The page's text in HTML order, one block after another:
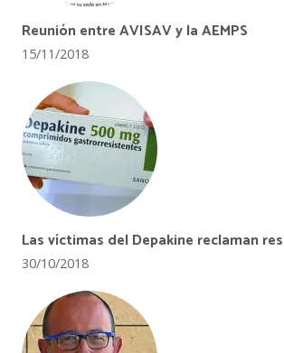
Reunión entre AVISAV y la AEMPS
15/11/2018
Las víctimas del Depakine reclaman
30/10/2018